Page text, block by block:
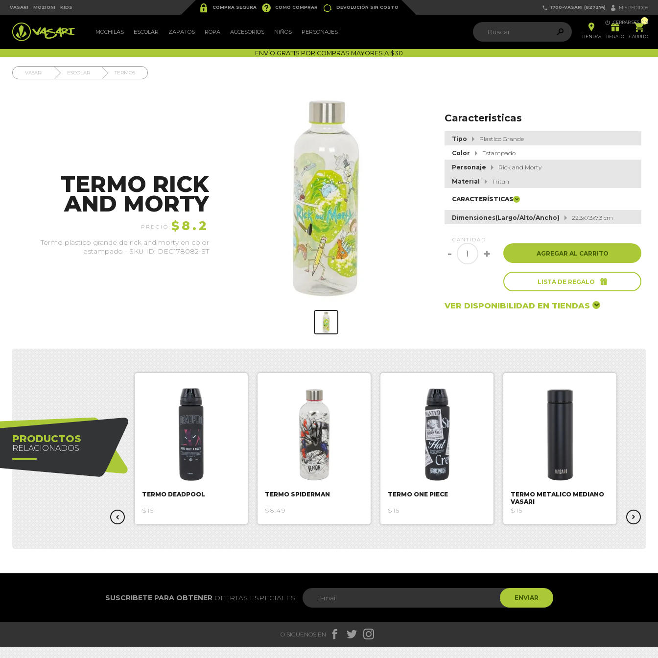
VASARI MOZIONI KIDS  COMPRA SEGURA  COMO COMPRAR  DEVOLUCIÓN SIN COSTO  1700-VASARI (827274)  MIS PEDIDOS
 CERRAR SESIÓN
 MOCHILAS ESCOLAR ZAPATOS ROPA ACCESORIOS NIÑOS PERSONAJES  
TIENDAS

REGALO
ຐ
CARRITO
ENVÍO GRATIS POR COMPRAS MAYORES A $30
VASARI ESCOLAR TERMOS
TERMO RICK
AND MORTY
$8.2
Termo plastico grande de rick and morty en color
estampado - SKU ID: DEG178082-ST
Caracteristicas
Tipo
Plastico Grande
Color
Estampado
Personaje
Rick and Morty
Material
Tritan
CARACTERÍSTICAS
Dimensiones(Largo/Alto/Ancho) 22.3x7.3x7.3 cm
CANTIDAD
- + AGREGAR AL CARRITO
LISTA DE REGALO 
VER DISPONIBILIDAD EN TIENDAS
PRODUCTOS
RELACIONADOS
TERMO DEADPOOL
$15
TERMO SPIDERMAN
$8.49
TERMO ONE PIECE
$15
TERMO METALICO MEDIANO
VASARI
$15
SUSCRIBETE PARA OBTENEROFERTAS ESPECIALES ENVIAR
O SIGUENOS EN   